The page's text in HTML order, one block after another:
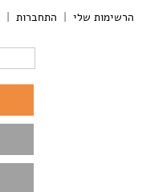
הרשימות שלי | התחברות |